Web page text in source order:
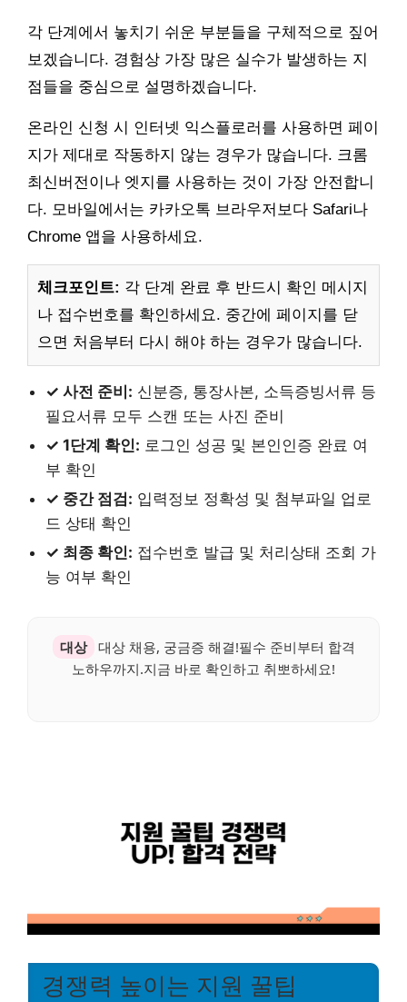
각 단계에서 놓치기 쉬운 부분들을 구체적으로 짚어
보겠습니다. 경험상 가장 많은 실수가 발생하는 지
점들을 중심으로 설명하겠습니다.
온라인 신청 시 인터넷 익스플로러를 사용하면 페이
지가 제대로 작동하지 않는 경우가 많습니다. 크롬
최신버전이나 엣지를 사용하는 것이 가장 안전합니
다. 모바일에서는 카카오톡 브라우저보다 Safari나
Chrome 앱을 사용하세요.
체크포인트: 각 단계 완료 후 반드시 확인 메시지
나 접수번호를 확인하세요. 중간에 페이지를 닫
으면 처음부터 다시 해야 하는 경우가 많습니다.
✓ 사전 준비: 신분증, 통장사본, 소득증빙서류 등
필요서류 모두 스캔 또는 사진 준비
✓ 1단계 확인: 로그인 성공 및 본인인증 완료 여
부 확인
✓ 중간 점검: 입력정보 정확성 및 첨부파일 업로
드 상태 확인
✓ 최종 확인: 접수번호 발급 및 처리상태 조회 가
능 여부 확인
대상
대상 채용, 궁금증 해결!필수 준비부터 합격
노하우까지.지금 바로 확인하고 취뽀하세요!
경쟁력 높이는 지원 꿀팁